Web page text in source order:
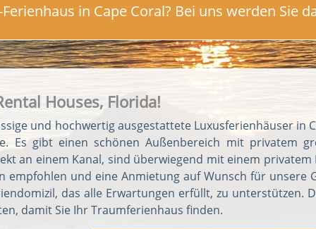
in Cape Coral? Bei uns werden Sie
Houses, Florida!
und hochwertig ausgestattete Luxusferienhäuser in
Es gibt einen schönen Außenbereich mit privatem
an einem Kanal, sind überwiegend mit einem
empfohlen und eine Anmietung auf Wunsch für
das alle Erwartungen erfüllt, zu unterstützen.
damit Sie Ihr Traumferienhaus finden.